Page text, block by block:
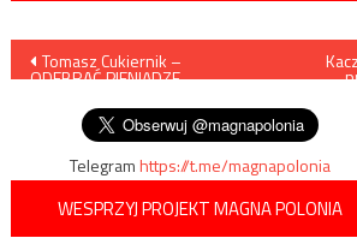
Nawigacja
wpisu
Tomasz Cukiernik –
ODEBRAĆ PIENIĄDZE
Telegramhttps://t.me/magnapolonia
WESPRZYJ PROJEKT MAGNA POLONIA